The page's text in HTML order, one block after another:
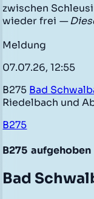
zwischen
wieder frei —
Meldung
07.07.26, 12:55
B275 Bad
Riedelbach und
B275
B275 aufgehoben
Bad